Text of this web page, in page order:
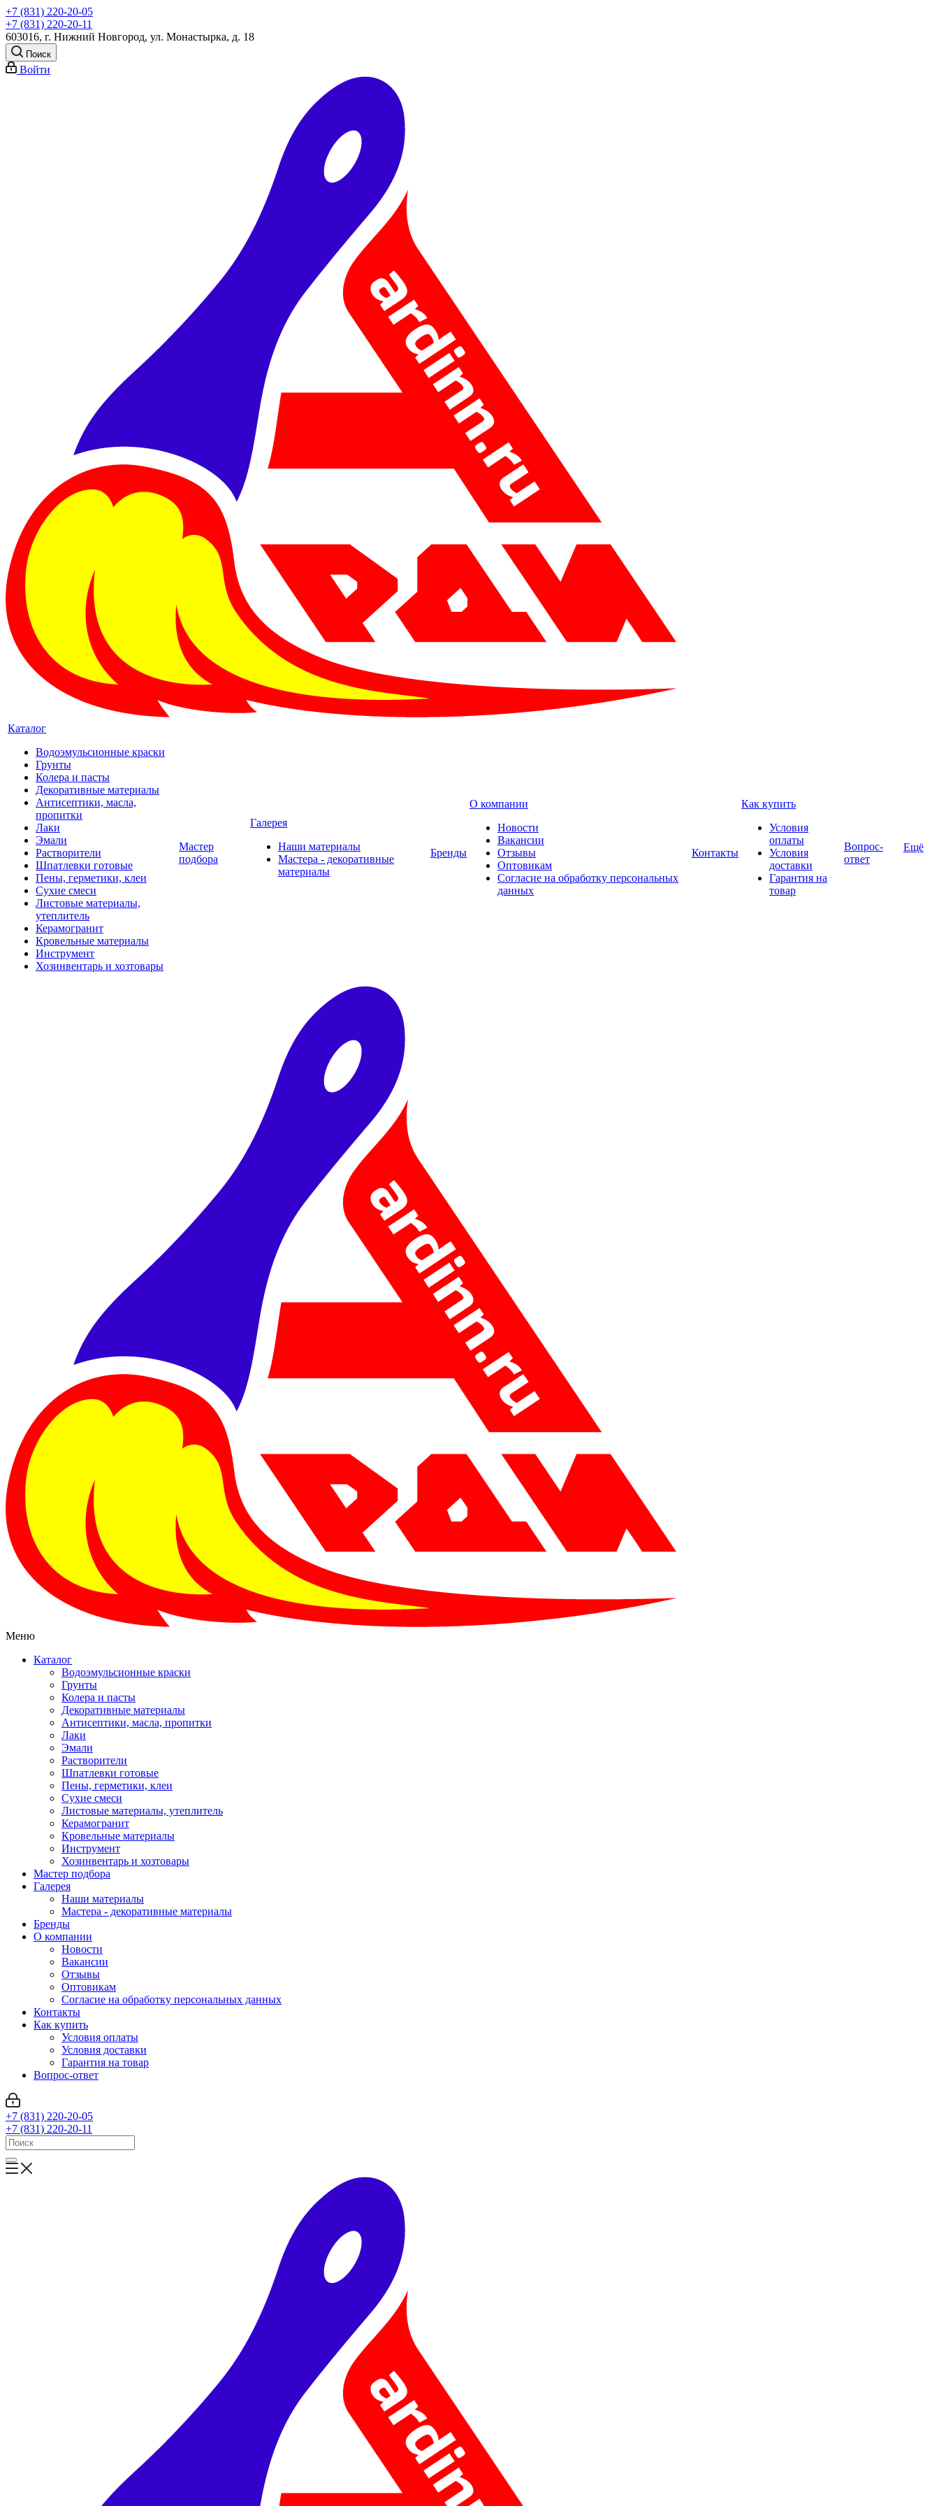
+7 (831) 220-20-05
+7 (831) 220-20-11
603016, г. Нижний Новгород, ул. Монастырка, д. 18
Поиск
Войти
Каталог
Водоэмульсионные краски
Грунты
Колера и пасты
Декоративные материалы
Антисептики, масла,
пропитки
Лаки
Эмали
Растворители
Шпатлевки готовые
Пены, герметики, клеи
Сухие смеси
Листовые материалы,
утеплитель
Керамогранит
Кровельные материалы
Инструмент
Хозинвентарь и хозтовары
Мастер
подбора
Галерея
Наши материалы
Мастера - декоративные
материалы
Бренды
О компании
Новости
Вакансии
Отзывы
Оптовикам
Cогласие на обработку персональных
данных
Контакты
Как купить
Условия
оплаты
Условия
доставки
Гарантия на
товар
Вопрос-
ответ
Ещё
Меню
Каталог
Водоэмульсионные краски
Грунты
Колера и пасты
Декоративные материалы
Антисептики, масла, пропитки
Лаки
Эмали
Растворители
Шпатлевки готовые
Пены, герметики, клеи
Сухие смеси
Листовые материалы, утеплитель
Керамогранит
Кровельные материалы
Инструмент
Хозинвентарь и хозтовары
Мастер подбора
Галерея
Наши материалы
Мастера - декоративные материалы
Бренды
О компании
Новости
Вакансии
Отзывы
Оптовикам
Cогласие на обработку персональных данных
Контакты
Как купить
Условия оплаты
Условия доставки
Гарантия на товар
Вопрос-ответ
+7 (831) 220-20-05
+7 (831) 220-20-11